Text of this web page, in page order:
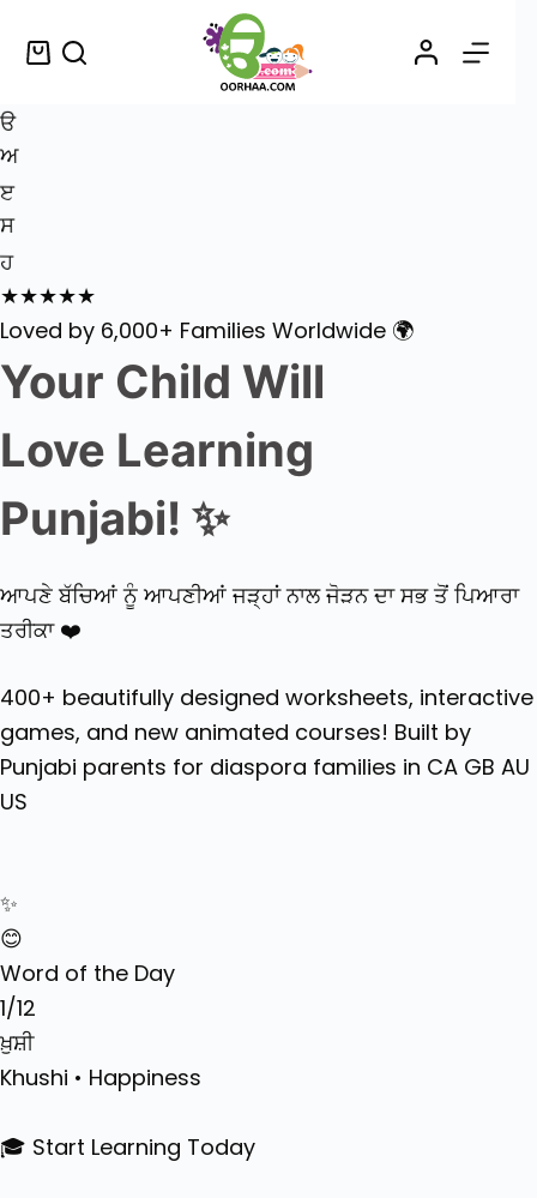
ੳ
ਅ
ੲ
ਸ
ਹ
★★★★★
Loved by 6,000+ Families Worldwide 🌍
Your Child Will
Love Learning
Punjabi! ✨
ਆਪਣੇ ਬੱਚਿਆਂ ਨੂੰ ਆਪਣੀਆਂ ਜੜ੍ਹਾਂ ਨਾਲ ਜੋੜਨ ਦਾ ਸਭ ਤੋਂ ਪਿਆਰਾ
ਤਰੀਕਾ ❤️
400+ beautifully designed worksheets, interactive
games, and new animated courses! Built by
Punjabi parents for diaspora families in CA GB AU
US
✨
😊
Word of the Day
1/12
ਖ਼ੁਸ਼ੀ
Khushi • Happiness
🎓 Start Learning Today